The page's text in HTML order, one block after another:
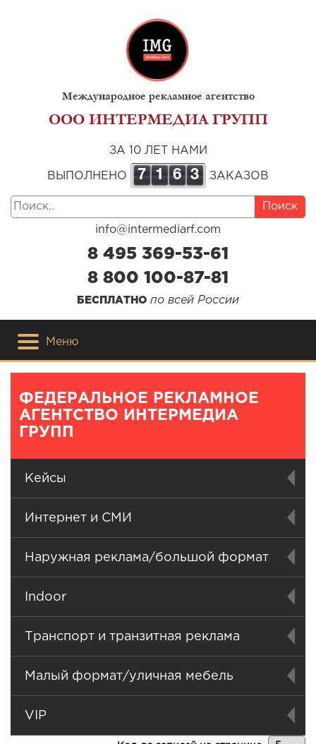
Международное рекламное агентство
ООО ИНТЕРМЕДИА ГРУПП
ЗА 10 ЛЕТ НАМИ
ВЫПОЛНЕНО 7 1 6 3 ЗАКАЗОВ
Поиск
info@intermediarf.com
8 495 369-53-61
8 800 100-87-81
БЕСПЛАТНО по всей России
Меню
ФЕДЕРАЛЬНОЕ РЕКЛАМНОЕ
АГЕНТСТВО ИНТЕРМЕДИА
ГРУПП
Кейсы
Интернет и СМИ
Наружная реклама/большой формат
Indoor
Транспорт и транзитная реклама
Малый формат/уличная мебель
VIP